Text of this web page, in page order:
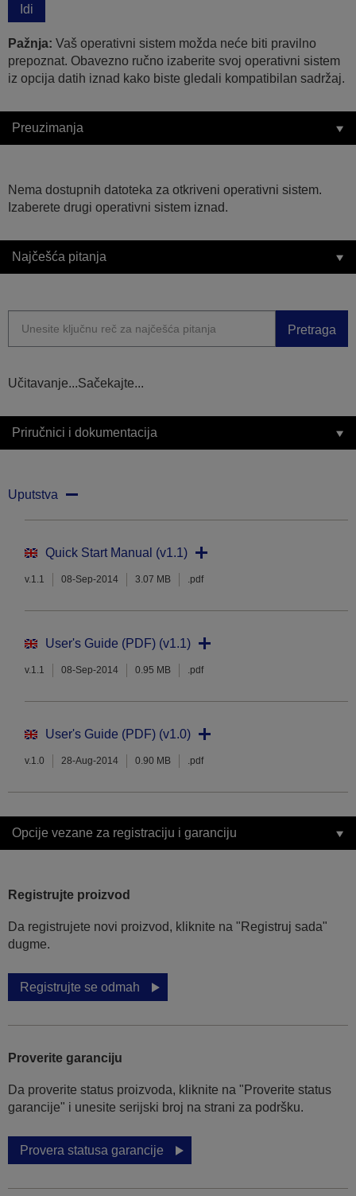
Idi
Pažnja: Vaš operativni sistem možda neće biti pravilno
prepoznat. Obavezno ručno izaberite svoj operativni sistem
iz opcija datih iznad kako biste gledali kompatibilan sadržaj.
Preuzimanja
Nema dostupnih datoteka za otkriveni operativni sistem.
Izaberete drugi operativni sistem iznad.
Najčešća pitanja
Pretraga
Učitavanje...Sačekajte...
Priručnici i dokumentacija
Uputstva
Quick Start Manual (v1.1)
v.1.1 08-Sep-2014 3.07 MB .pdf
User's Guide (PDF) (v1.1)
v.1.1 08-Sep-2014 0.95 MB .pdf
User's Guide (PDF) (v1.0)
v.1.0 28-Aug-2014 0.90 MB .pdf
Opcije vezane za registraciju i garanciju
Registrujte proizvod
Da registrujete novi proizvod, kliknite na "Registruj sada"
dugme.
Registrujte se odmah
Proverite garanciju
Da proverite status proizvoda, kliknite na "Proverite status
garancije" i unesite serijski broj na strani za podršku.
Provera statusa garancije